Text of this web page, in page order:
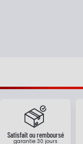
Satisfait ou remboursé
garantie 30 jours